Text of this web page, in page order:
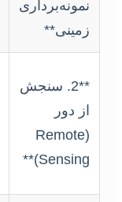
نمونه‌برداری
زمینی**
**2. سنجش
از دور
(Remote
Sensing)**